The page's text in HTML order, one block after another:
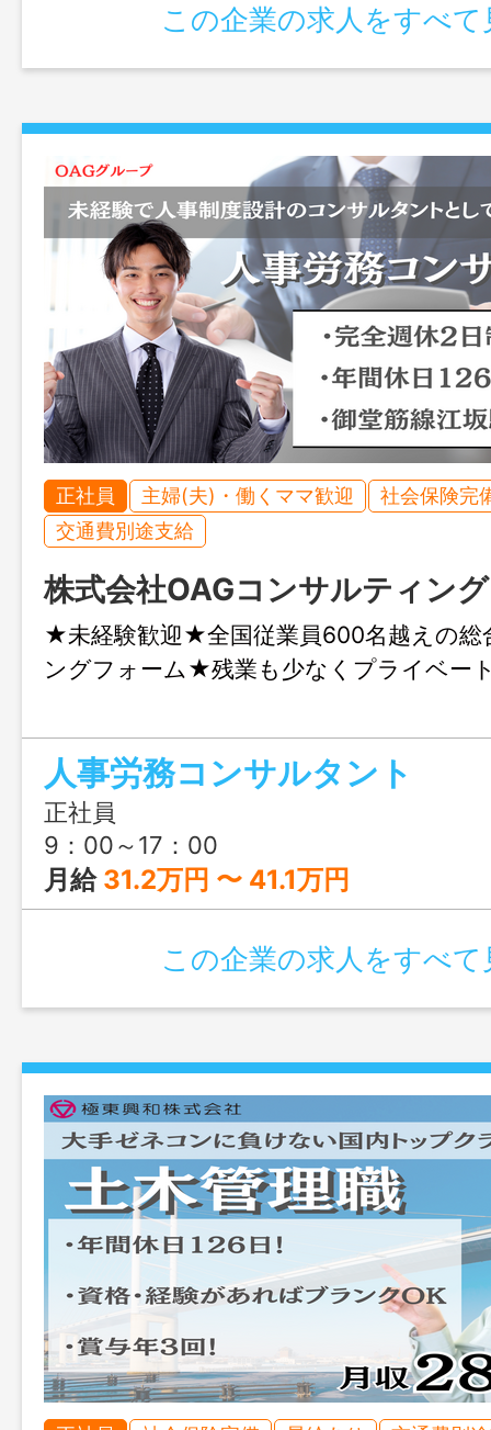
この企業の求人をすべて
正社員 主婦(夫)・働くママ歓迎
社会保険完
交通費別途支給
株式会社OAGコンサルティング
★未経験歓迎★全国従業員600名越えの総
ングフォーム★残業も少なくプライベー
人事労務コンサルタント
正社員
9：00～17：00
月給 31.2万円 〜 41.1万円
この企業の求人をすべて